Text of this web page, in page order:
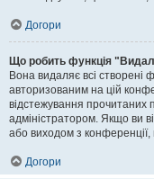
Догори
Що робить функція
Вона видаляє всі
авторизованим на цій
відстежування прочитаних
адміністратором. Якщо ви
або виходом з
Догори